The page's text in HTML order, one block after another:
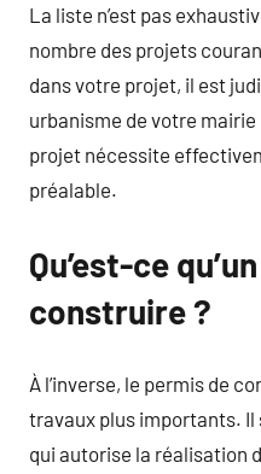
La liste n’est pas
nombre des projets
dans votre projet, il est
urbanisme de votre
projet nécessite
préalable.
Qu’est-ce
construire ?
À l’inverse, le permis de
travaux plus importants. Il
qui autorise la réalisation